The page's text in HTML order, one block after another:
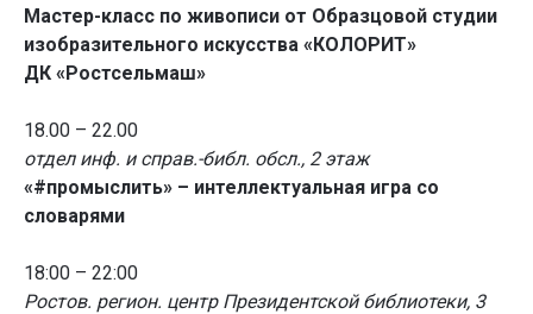
Мастер-класс по живописи от Образцовой студии
изобразительного искусства «КОЛОРИТ»
ДК «Ростсельмаш»
18.00 – 22.00
отдел инф. и справ.-библ. обсл., 2 этаж
«#промыслить» – интеллектуальная игра со
словарями
18:00 – 22:00
Ростов. регион. центр Президентской библиотеки, 3